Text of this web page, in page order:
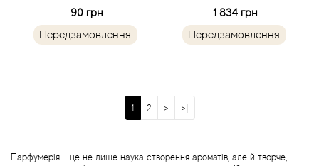
90 грн
Передзамовлення
1 834 грн
Передзамовлення
1 2 > >|
Парфумерія - це не лише наука створення ароматів, але й творче,
Bois 1920